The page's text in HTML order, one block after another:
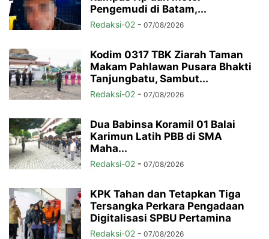
Pengemudi di Batam,...
Redaksi-02 - 07/08/2026
Kodim 0317 TBK Ziarah Taman
Makam Pahlawan Pusara Bhakti
Tanjungbatu, Sambut...
Redaksi-02 - 07/08/2026
Dua Babinsa Koramil 01 Balai
Karimun Latih PBB di SMA
Maha...
Redaksi-02 - 07/08/2026
KPK Tahan dan Tetapkan Tiga
Tersangka Perkara Pengadaan
Digitalisasi SPBU Pertamina
Redaksi-02 - 07/08/2026